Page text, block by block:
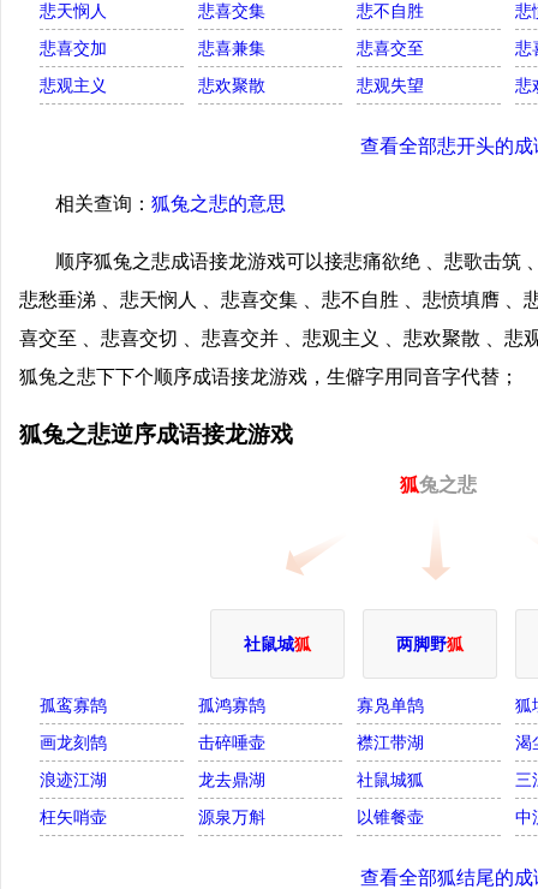
悲天悯人
悲喜交集 悲不自胜
悲
悲喜交加
悲喜兼集 悲喜交至
悲
悲观主义
悲欢聚散 悲观失望 悲
查看全部悲开头的成
相关查询： 狐兔之悲的意思
顺序狐兔之悲成语接龙游戏可以接悲痛欲绝 、悲歌击筑
悲愁垂涕 、悲天悯人 、悲喜交集 、悲不自胜 、悲愤填膺 、
喜交至 、悲喜交切 、悲喜交并 、悲观主义 、悲欢聚散 、悲
狐兔之悲下下个顺序成语接龙游戏，生僻字用同音字代替；
狐兔之悲逆序成语接龙游戏
狐兔之悲
社鼠城狐 两脚野狐
孤鸾寡鹄 孤鸿寡鹄 寡凫单鹄
狐
画龙刻鹄
击碎唾壶 襟江带湖
渴
浪迹江湖
龙去鼎湖 社鼠城狐
三
枉矢哨壶
源泉万斛 以锥餐壶 中
查看全部狐结尾的成